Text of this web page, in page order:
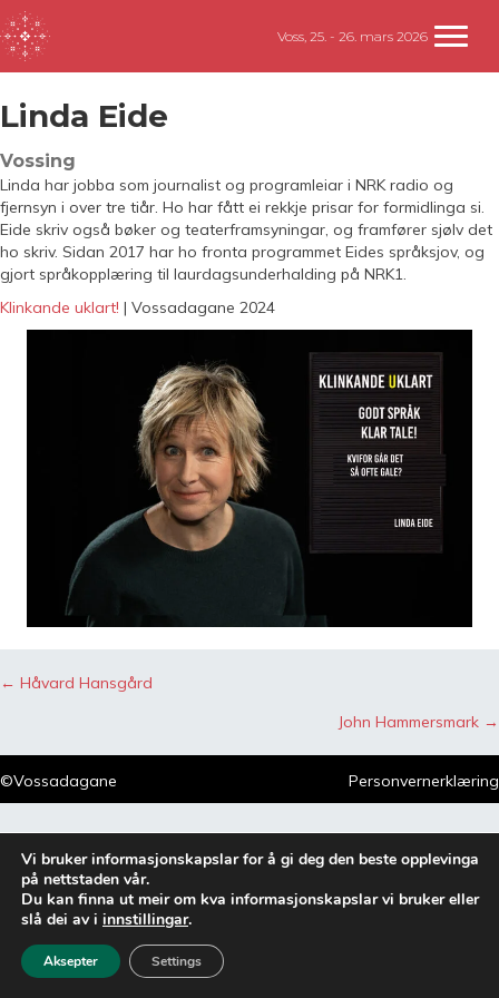
Voss, 25. - 26. mars 2026
Linda Eide
Vossing
Linda har jobba som journalist og programleiar i NRK radio og
fjernsyn i over tre tiår. Ho har fått ei rekkje prisar for formidlinga si.
Eide skriv også bøker og teaterframsyningar, og framfører sjølv det
ho skriv. Sidan 2017 har ho fronta programmet Eides språksjov, og
gjort språkopplæring til laurdagsunderhalding på NRK1.
Klinkande uklart! | Vossadagane 2024
Posts
← Håvard Hansgård
John Hammersmark →
©Vossadagane Personvernerklæring
Vi bruker informasjonskapslar for å gi deg den beste opplevinga
på nettstaden vår.
Du kan finna ut meir om kva informasjonskapslar vi bruker eller
slå dei av i innstillingar.
Aksepter Settings